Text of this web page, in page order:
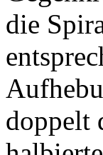
die
doppelt